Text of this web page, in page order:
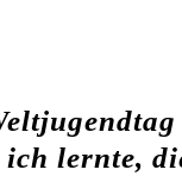
ich lernte,